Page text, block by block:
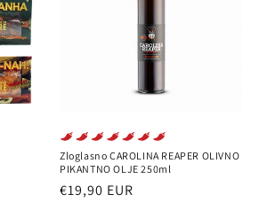
Zloglasno CAROLINA REAPER OLIVNO
PIKANTNO OLJE 250ml
Redna
€19,90 EUR